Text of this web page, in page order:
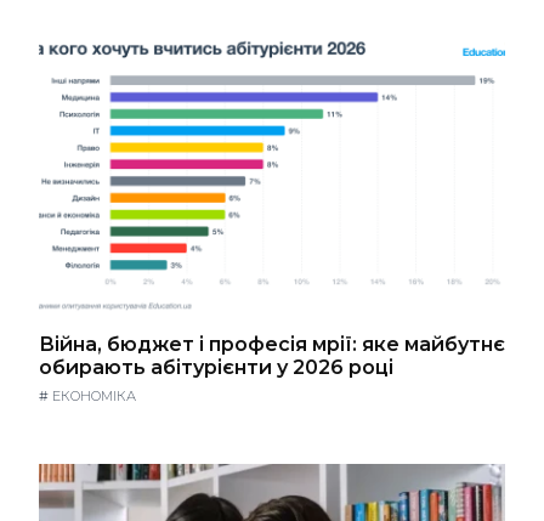
Війна, бюджет і професія мрії: яке майбутнє
обирають абітурієнти у 2026 році
# ЕКОНОМІКА